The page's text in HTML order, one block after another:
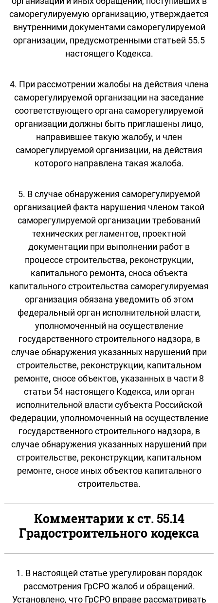
саморегулируемую организацию, утверждается
внутренними документами саморегулируемой
организации, предусмотренными статьей 55.5
настоящего Кодекса.
4. При рассмотрении жалобы на действия члена
саморегулируемой организации на заседание
соответствующего органа саморегулируемой
организации должны быть приглашены лицо,
направившее такую жалобу, и член
саморегулируемой организации, на действия
которого направлена такая жалоба.
5. В случае обнаружения саморегулируемой
организацией факта нарушения членом такой
саморегулируемой организации требований
технических регламентов, проектной
документации при выполнении работ в
процессе строительства, реконструкции,
капитального ремонта, сноса объекта
капитального строительства саморегулируемая
организация обязана уведомить об этом
федеральный орган исполнительной власти,
уполномоченный на осуществление
государственного строительного надзора, в
случае обнаружения указанных нарушений при
строительстве, реконструкции, капитальном
ремонте, сносе объектов, указанных в части 8
статьи 54 настоящего Кодекса, или орган
исполнительной власти субъекта Российской
Федерации, уполномоченный на осуществление
государственного строительного надзора, в
случае обнаружения указанных нарушений при
строительстве, реконструкции, капитальном
ремонте, сносе иных объектов капитального
строительства.
Комментарии к ст. 55.14
Градостроительного кодекса
1. В настоящей статье урегулирован порядок
рассмотрения ГрСРО жалоб и обращений.
Установлено, что ГрСРО вправе рассматривать